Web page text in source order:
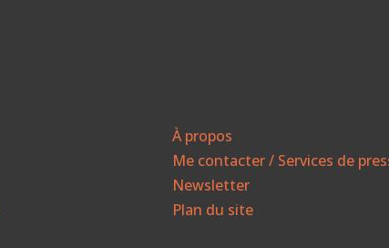
À propos
Me contacter / Services de
Newsletter
Plan du site